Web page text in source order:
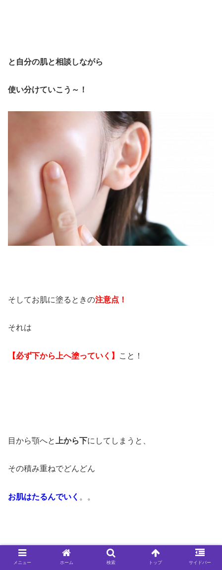
と自分の肌と相談しながら
使い分けていこう～！
そしてお肌に塗るときの注意点！
それは
【必ず下から上へ塗っていく】 こと！
目から顎へと 上から下にしてしまうと、
その積み重ねでどんどん
お肌はたるんでいく 。。
メニュー ホーム 検索 トップ サイドバー